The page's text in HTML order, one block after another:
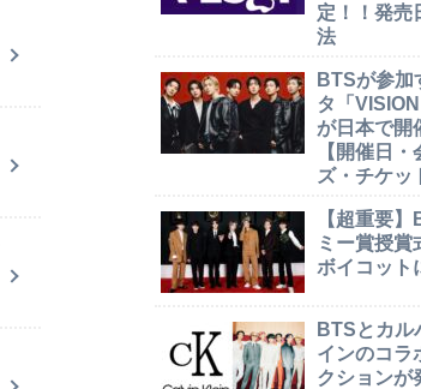
定！！発売
法
BTSが参加
タ「
が日本で開
【開催日
ズ・チケッ
【超重要
ミー賞授賞
ボイコット
BTSとカル
インのコラ
クションが